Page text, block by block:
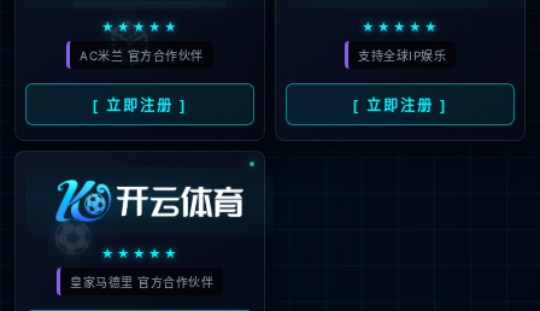
抱歉，页面无法访问...
可能原因：网址有错误 >请检查地址是否完整或存在多余字
符;
网址已失效 >可能页面已删除，活动已下线等